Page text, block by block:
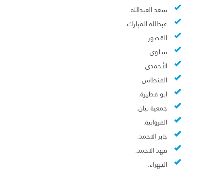
سعد العبدالله.
عبدالله المبارك.
القصور.
سلوى.
الأحمدي.
الفنطاس.
ابو فطيرة.
جمعية بيان.
الفروانية.
جابر الاحمد.
فهد الاحمد.
الجهراء.